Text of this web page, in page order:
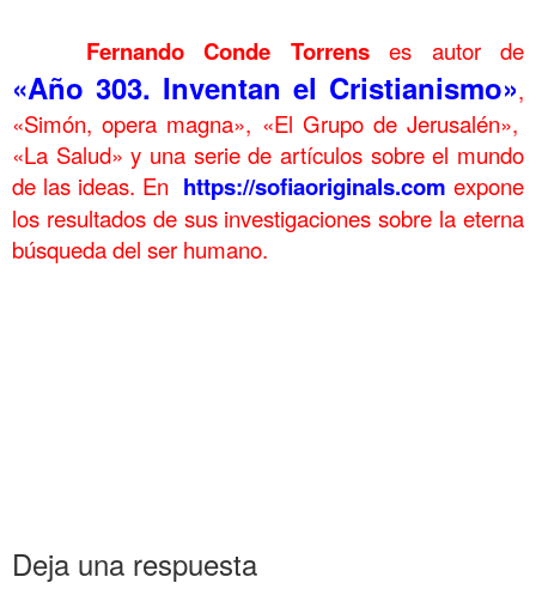
Fernando Conde Torrenses autor de
«Año 303. Inventan el Cristianismo»,
«Simón, opera magna», «El Grupo de Jerusalén»,
«La Salud» y una serie de artículos sobre el mundo
de las ideas. En https://sofiaoriginals.com expone
los resultados de sus investigaciones sobre la eterna
búsqueda del ser humano.
Deja una respuesta